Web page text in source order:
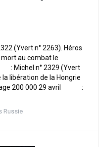
(Yvert n° 2263). Héros
mort au combat le
Michel n° 2329 (Yvert
libération de la Hongrie
200 000 29 avril :
Russie